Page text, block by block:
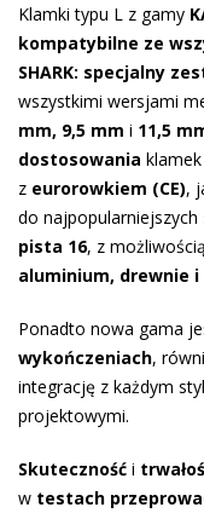
Klamki typu L z gamy
kompatybilne ze
SHARK: specjalny
wszystkimi wersjami
mm, 9,5 mm i 11,5
dostosowania
z eurorowkiem (CE),
do najpopularniejszych
pista 16, z
aluminium, drewnie i
Ponadto nowa gama
wykończeniach,
integrację z każdym
projektowymi.
Skuteczność i
w testach